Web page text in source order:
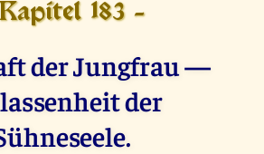
183 -
der Jungfrau —
der